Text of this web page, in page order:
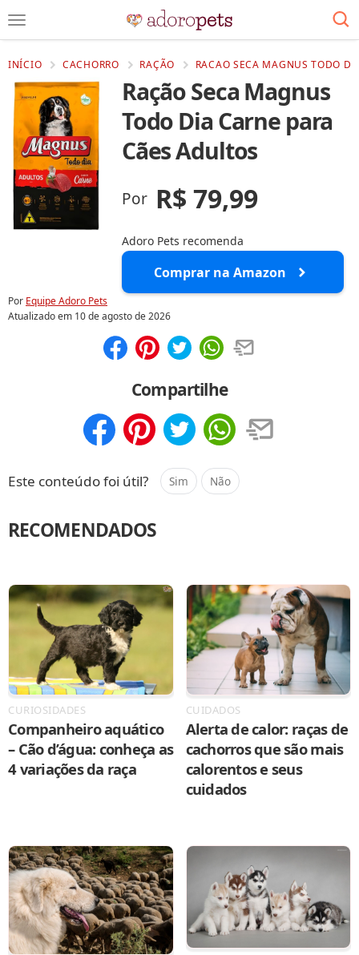
INÍCIO CACHORRO RAÇÃO RACAO SECA MAGNUS TODO
Ração Seca Magnus
Todo Dia Carne para
Cães Adultos
Por R$ 79,99
Adoro Pets recomenda
Comprar na Amazon
Por Equipe Adoro Pets
Atualizado em 10 de agosto de 2026
Compartilhe
Este conteúdo foi útil? Sim Não
RECOMENDADOS
CURIOSIDADES
Companheiro aquático
– Cão d’água: conheça as
4 variações da raça
CUIDADOS
Alerta de calor: raças de
cachorros que são mais
calorentos e seus
cuidados